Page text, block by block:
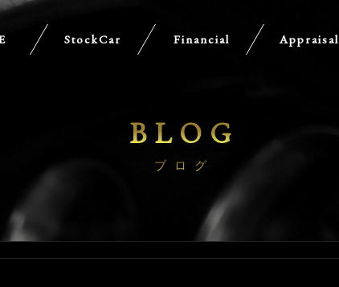
StockCar Financial Appraisal
BLOG
ブログ